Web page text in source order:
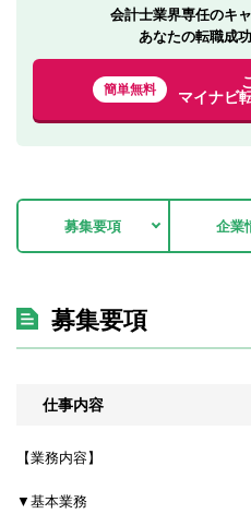
会計士業界専任のキ
あなたの転職成
簡単無料
マイナビ
募集要項 企業
募集要項
仕事内容
【業務内容】
▼基本業務